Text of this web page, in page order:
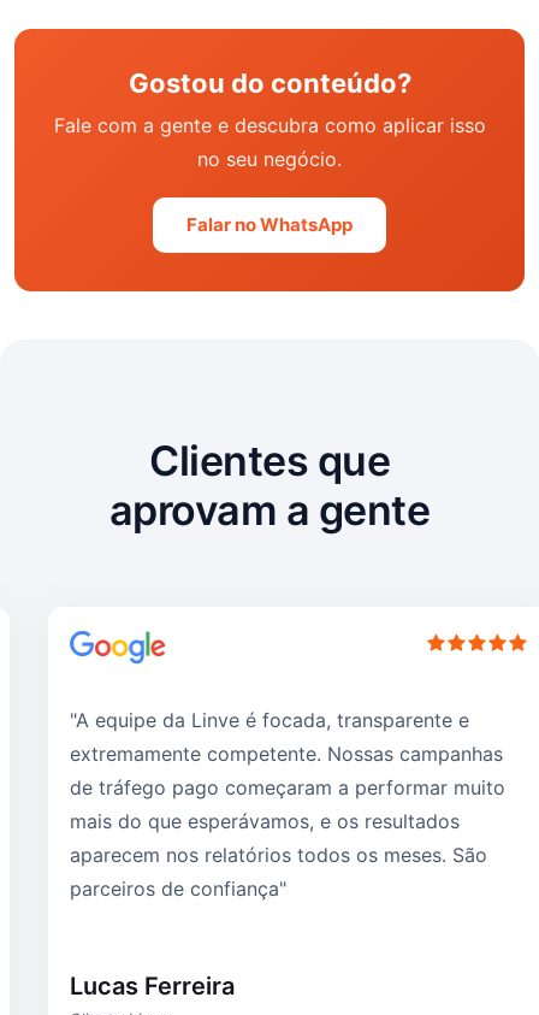
Gostou do conteúdo?
Fale com a gente e descubra como aplicar isso
no seu negócio.
Falar no WhatsApp
Clientes que
aprovam a gente
"A equipe da Linve é focada, transparente e
extremamente competente. Nossas campanhas
de tráfego pago começaram a performar muito
mais do que esperávamos, e os resultados
aparecem nos relatórios todos os meses. São
parceiros de confiança"
Lucas Ferreira